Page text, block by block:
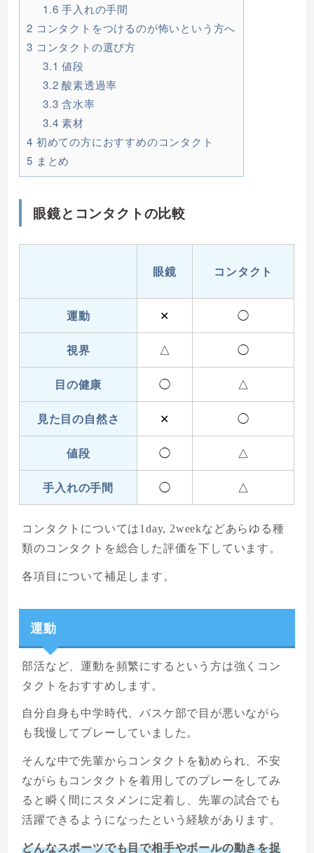
1.6 手入れの手間
2 コンタクトをつけるのが怖いという方へ
3 コンタクトの選び方
3.1 値段
3.2 酸素透過率
3.3 含水率
3.4 素材
4 初めての方におすすめのコンタクト
5 まとめ
眼鏡とコンタクトの比較
眼鏡 コンタクト
運動 ✕ ◯
視界 △ ◯
目の健康 ◯ △
見た目の自然さ ✕ ◯
値段 ◯ △
手入れの手間 ◯ △
コンタクトについては1day, 2weekなどあらゆる種
類のコンタクトを総合した評価を下しています。
各項目について補足します。
運動
部活など、運動を頻繁にするという方は強くコン
タクトをおすすめします。
自分自身も中学時代、バスケ部で目が悪いながら
も我慢してプレーしていました。
そんな中で先輩からコンタクトを勧められ、不安
ながらもコンタクトを着用してのプレーをしてみ
ると瞬く間にスタメンに定着し、先輩の試合でも
活躍できるようになったという経験があります。
どんなスポーツでも目で相手やボールの動きを捉